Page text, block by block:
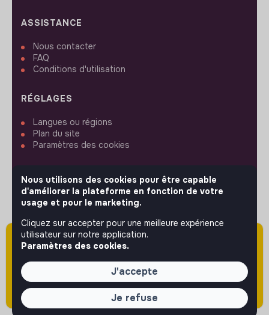
Attention cette annonce a été publiée il y a
plus de 60 jours (le 11/12/2025) et est sans
doute expirée ou non mise à jour.
ASSISTANCE
Nous contacter
FAQ
Conditions d'utilisation
RÉGLAGES
Langues ou régions
Plan du site
Paramètres des cookies
SUIVEZ-NOUS
Nous utilisons des cookies pour être capable
d'améliorer la plateforme en fonction de votre
usage et pour le marketing.
Cliquez sur accepter pour une meilleure expérience
utilisateur sur notre application.
Paramètres des cookies.
J'accepte
Je refuse